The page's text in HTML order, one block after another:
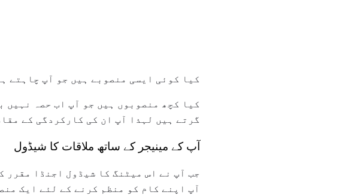
کیا کوئی ایسی منصوبے ہیں جو آپ چاہتے
کیا کچھ منصوبوں ہیں جو آپ اب حصہ نہیں
گرتے ہیں لہذا آپ ان کی کارکردگی کے
آپ کے مینیجر کے ساتھ ملاقات کا شیڈول
جب آپ نے اس میٹنگ کا شیڈول اجنڈا مقرر
آپ اپنے کام کو منظم کرنے کے لئے ایک